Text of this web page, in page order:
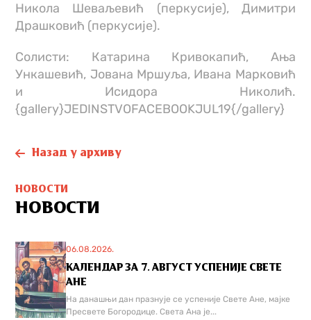
Никола Шеваљевић (перкусије), Димитри
Драшковић (перкусије).
Солисти: Катарина Кривокапић, Ања
Ункашевић, Јована Мршуља, Ивана Марковић
и Исидора Николић.
{gallery}JEDINSTVOFACEBOOKJUL19{/gallery}
Назад у архиву
НОВОСТИ
НОВОСТИ
06.08.2026.
КАЛЕНДАР ЗА 7. АВГУСТ УСПЕНИЈЕ СВЕТЕ
АНЕ
На данашњи дан празнује се успеније Свете Ане, мајке
Пресвете Богородице. Света Ана је...